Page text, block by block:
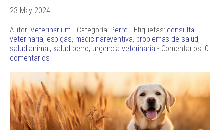
23 May 2024
Autor: Veterinarium - Categoría: Perro - Etiquetas: consulta
veterinaria, espigas, medicinareventiva, problemas de salud,
salud animal, salud perro, urgencia veterinaria - Comentarios: 0
comentarios